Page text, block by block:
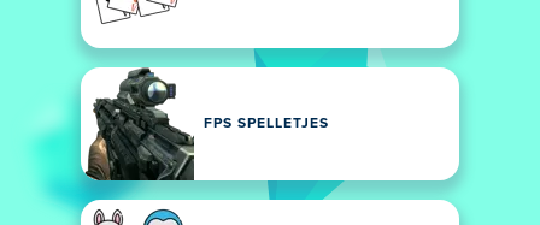
FPS SPELLETJES